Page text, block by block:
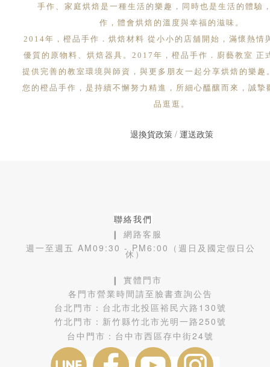
手作、家庭烘焙是一種生活的樂趣，同時也是生活的體驗
作，體會烘焙的溫度與幸福的滋味。
2014年，橙品手作．烘焙材料 從小小的店舖開始，滿懷熱情
優質的原物料、烘焙器具。2017年，橙品手作．廚藝教室 正
提供完善的教室環境與師資，與更多朋友一起分享烘焙的樂趣
您的橙品手作，是持續不懈努力精進，所細心醞釀而來，誠摯
品逛逛。
退換貨政策/ 運送政策
聯絡我們
❙ 網路客服
週一至週五 AM09:30 - PM6:00（週日及國定假日公
休）
❙ 實體門市
各門市營業時間請至臉書查詢公告
台北門市： 台北市北投區裕民六路130號
竹北門市： 新竹縣竹北市光明一路250號
台中門市： 台中市西區存中街24號